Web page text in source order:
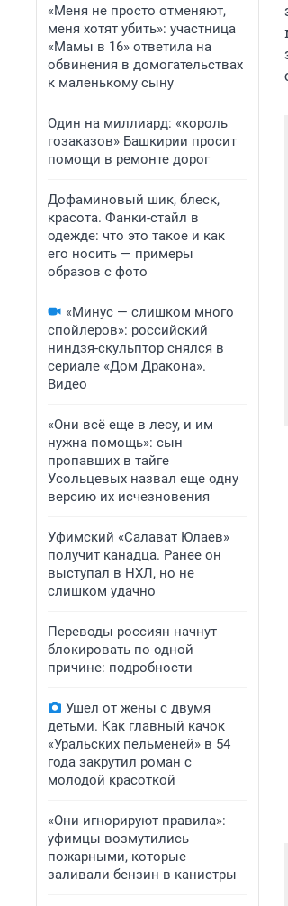
«Меня не просто отменяют,
меня хотят убить»: участница
«Мамы в 16» ответила на
обвинения в домогательствах
к маленькому сыну
Один на миллиард: «король
гозаказов» Башкирии просит
помощи в ремонте дорог
Дофаминовый шик, блеск,
красота. Фанки-стайл в
одежде: что это такое и как
его носить — примеры
образов с фото
«Минус — слишком много
спойлеров»: российский
ниндзя-скульптор снялся в
сериале «Дом Дракона».
Видео
«Они всё еще в лесу, и им
нужна помощь»: сын
пропавших в тайге
Усольцевых назвал еще одну
версию их исчезновения
Уфимский «Салават Юлаев»
получит канадца. Ранее он
выступал в НХЛ, но не
слишком удачно
Переводы россиян начнут
блокировать по одной
причине: подробности
Ушел от жены с двумя
детьми. Как главный качок
«Уральских пельменей» в 54
года закрутил роман с
молодой красоткой
«Они игнорируют правила»:
уфимцы возмутились
пожарными, которые
заливали бензин в канистры